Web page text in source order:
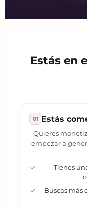
Estás en
01 Estás
Quieres
empezar a
Tienes
Buscas más